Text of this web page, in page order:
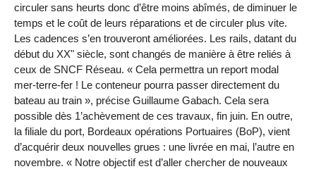
circuler sans heurts donc d’être moins abîmés, de diminuer le
temps et le coût de leurs réparations et de circuler plus vite.
Les cadences s’en trouveront améliorées. Les rails, datant du
début du XX" siècle, sont changés de manière à être reliés à
ceux de SNCF Réseau. « Cela permettra un report modal
mer-terre-fer ! Le conteneur pourra passer directement du
bateau au train », précise Guillaume Gabach. Cela sera
possible dès 1’achèvement de ces travaux, fin juin. En outre,
la filiale du port, Bordeaux opérations Portuaires (BoP), vient
d’acquérir deux nouvelles grues : une livrée en mai, l’autre en
novembre. « Notre objectif est d’aller chercher de nouveaux